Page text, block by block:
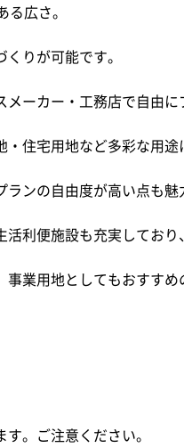
広さ。
りが可能です。
ーカー・工務店で自由
住宅用地など多彩な用途
ンの自由度が高い点も魅
利便施設も充実しており
事業用地としてもおすす
。ご注意ください。